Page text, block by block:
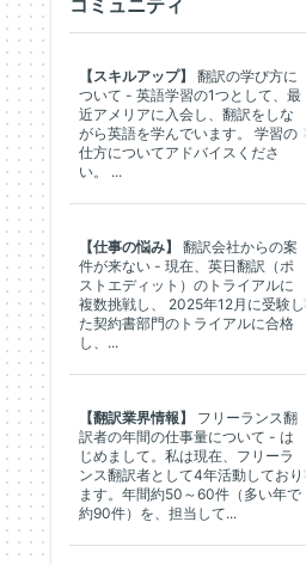
【スキルアップ】
翻訳の学び方に
ついて - 英語学習の1つとして、最
近アメリアに入会し、翻訳をしな
がら英語を学んでいます。 学習の
仕方についてアドバイスくださ
い。 ...
【仕事の悩み】
翻訳会社からの案
件が来ない - 現在、英日翻訳（ポ
ストエディット）のトライアルに
複数挑戦し、 2025年12月に受験し
た契約書部門のトライアルに合格
し、...
【翻訳業界情報】
フリーランス翻
訳者の年間の仕事量について - は
じめまして。私は現在、フリーラ
ンス翻訳者として4年活動しており
ます。年間約50～60件（多い年で
約90件）を、担当して...